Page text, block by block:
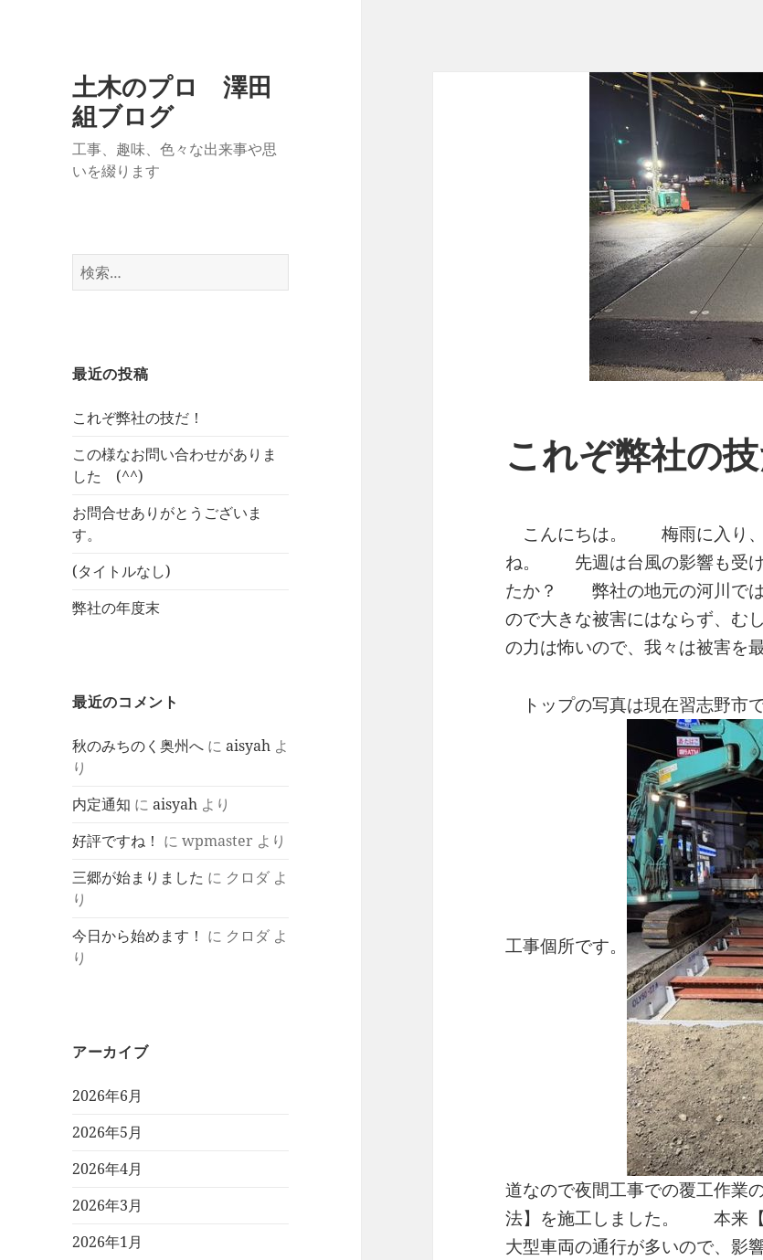
土木のプロ 澤田
組ブログ
工事、趣味、色々な出来事や思
いを綴ります
検
索:
最近の投稿
これぞ弊社の技だ！
この様なお問い合わせがありま
した (^^)
お問合せありがとうございま
す。
(タイトルなし)
弊社の年度末
最近のコメント
秋のみちのく奥州へ にaisyah よ
り
内定通知 にaisyah より
好評ですね！ にwpmaster より
三郷が始まりました に クロダ よ
り
今日から始めます！ に クロダ よ
り
アーカイブ
2026年6月
2026年5月
2026年4月
2026年3月
2026年1月
これぞ弊社の技
こんにちは。 梅雨に入り、
ね。 先週は台風の影響も受け
たか？ 弊社の地元の河川では
ので大きな被害にはならず、
の力は怖いので、我々は被害を
トップの写真は現在習志野市
工事個所です。
道なので夜間工事での覆工作
法】を施工しました。 本来【
大型車両の通行が多いので、影